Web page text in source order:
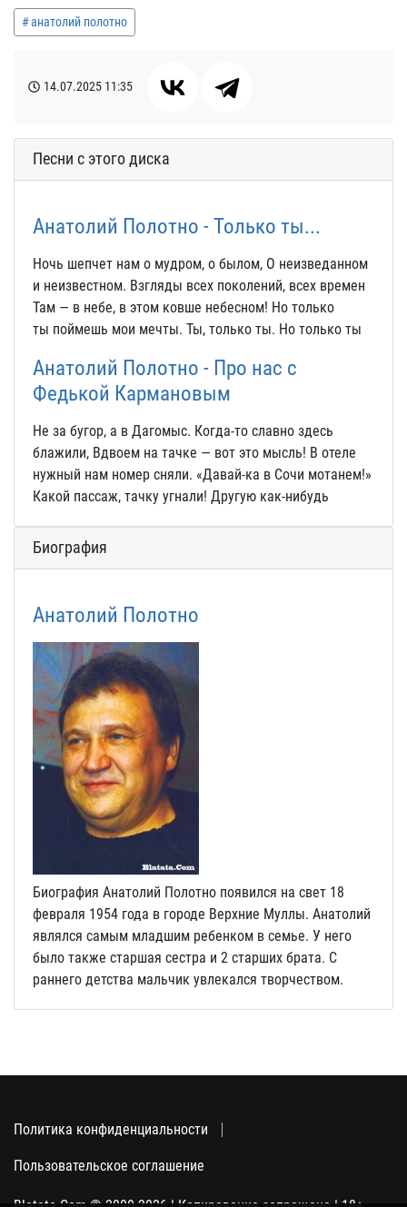
анатолий полотно
14.07.2025 11:35
Песни с этого диска
Анатолий Полотно - Только ты...
Ночь шепчет нам о мудром, о былом, О неизведанном
и неизвестном. Взгляды всех поколений, всех времен
Там — в небе, в этом ковше небесном! Но только
ты поймешь мои мечты. Ты, только ты. Но только ты
Анатолий Полотно - Про нас с
Федькой Кармановым
Не за бугор, а в Дагомыс. Когда-то славно здесь
блажили, Вдвоем на тачке — вот это мысль! В отеле
нужный нам номер сняли. «Давай-ка в Сочи мотанем!»
Какой пассаж, тачку угнали! Другую как-нибудь
Биография
Анатолий Полотно
Биография Анатолий Полотно появился на свет 18
февраля 1954 года в городе Верхние Муллы. Анатолий
являлся самым младшим ребенком в семье. У него
было также старшая сестра и 2 старших брата. С
раннего детства мальчик увлекался творчеством.
Политика конфиденциальности
Пользовательское соглашение